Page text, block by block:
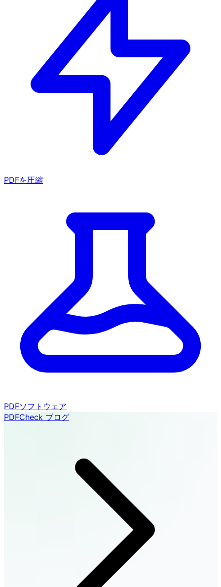
PDFを圧縮
PDFソフトウェア
PDFCheck ブログ